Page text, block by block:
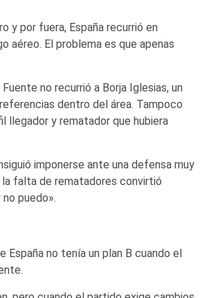
y por fuera, España recurrió en
aéreo. El problema es que apenas
no recurrió a Borja Iglesias, un
dentro del área. Tampoco
llegador y rematador que hubiera
imponerse ante una defensa muy
falta de rematadores convirtió
puedo».
no tenía un plan B cuando el